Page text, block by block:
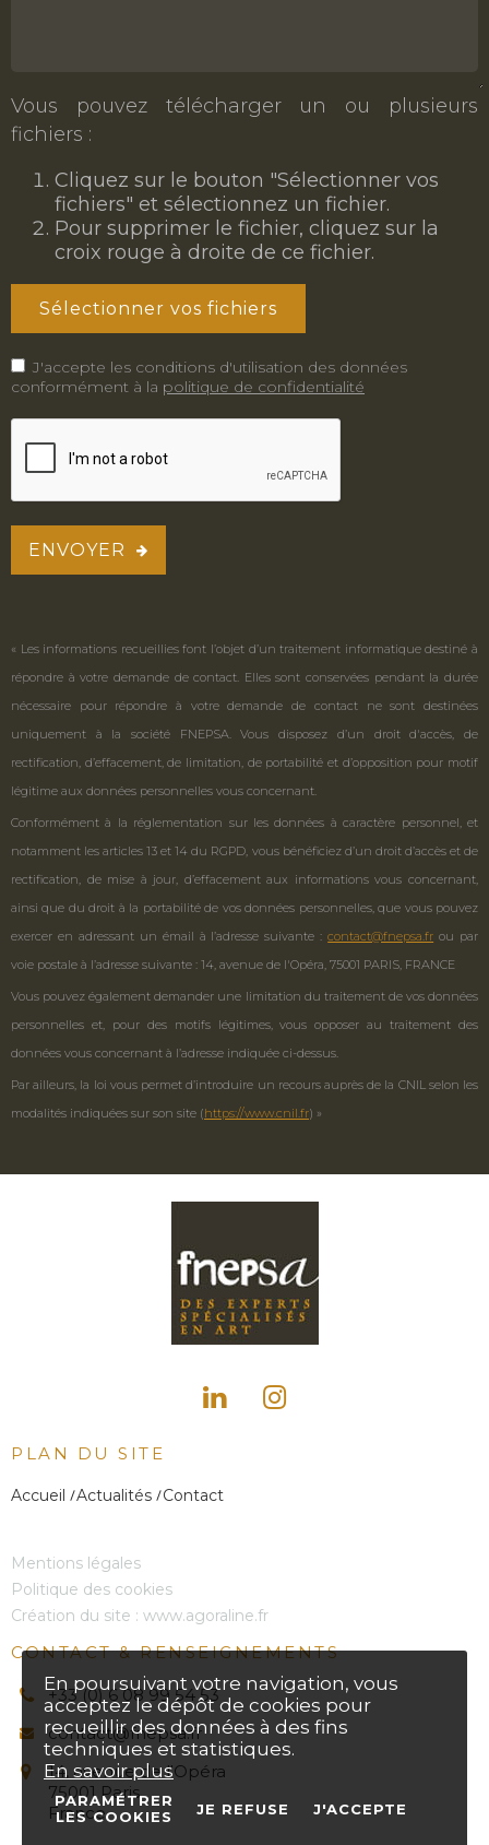
En poursuivant votre navigation, vous
acceptez le dépôt de cookies pour
recueillir des données à des fins
techniques et statistiques.
En savoir plus
PARAMÉTRER
LES COOKIES
JE REFUSE J'ACCEPTE
Vous pouvez télécharger un ou plusieurs
fichiers :
Cliquez sur le bouton "Sélectionner vos
fichiers" et sélectionnez un fichier.
Pour supprimer le fichier, cliquez sur la
croix rouge à droite de ce fichier.
Sélectionner vos fichiers
J'accepte les conditions d'utilisation des données
conformément à la politique de confidentialité
ENVOYER
« Les informations recueillies font l’objet d’un traitement informatique destiné à
répondre à votre demande de contact. Elles sont conservées pendant la durée
nécessaire pour répondre à votre demande de contact ne sont destinées
uniquement à la société FNEPSA. Vous disposez d’un droit d'accès, de
rectification, d’effacement, de limitation, de portabilité et d’opposition pour motif
légitime aux données personnelles vous concernant.
Conformément à la réglementation sur les données à caractère personnel, et
notamment les articles 13 et 14 du RGPD, vous bénéficiez d’un droit d’accès et de
rectification, de mise à jour, d’effacement aux informations vous concernant,
ainsi que du droit à la portabilité de vos données personnelles, que vous pouvez
exercer en adressant un émail à l’adresse suivante :contact@fnepsa.fr ou par
voie postale à l’adresse suivante : 14, avenue de l'Opéra, 75001 PARIS, FRANCE
Vous pouvez également demander une limitation du traitement de vos données
personnelles et, pour des motifs légitimes, vous opposer au traitement des
données vous concernant à l’adresse indiquée ci-dessus.
Par ailleurs, la loi vous permet d’introduire un recours auprès de la CNIL selon les
modalités indiquées sur son site (https://www.cnil.fr) »
PLAN DU SITE
Accueil Actualités Contact
Mentions légales
Politique des cookies
Création du site : www.agoraline.fr
CONTACT & RENSEIGNEMENTS
+33 (0) 6 08 99 54 53
contact@fnepsa.fr
14, avenue de l'Opéra
75001 Paris
France